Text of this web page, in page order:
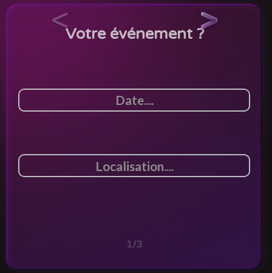
Votre événement ?
1/3
< >